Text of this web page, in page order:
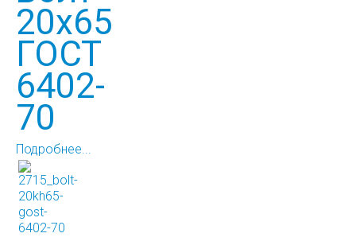
20х65
ГОСТ
6402-
70
Подробнее...